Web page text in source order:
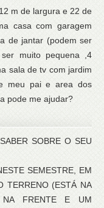
m de largura e 22 de
casa com garagem
de jantar (podem ser
muito pequena ,4
sala de tv com jardim
meu pai e area dos
pode me ajudar?
SOBRE O SEU
SEMESTRE, EM
TERRENO (ESTÁ NA
FRENTE E UM